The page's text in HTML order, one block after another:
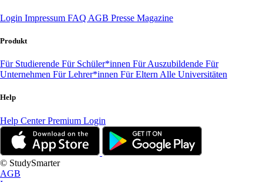
Login Impressum FAQ AGB Presse Magazine
Produkt
Für Studierende Für Schüler*innen Für Auszubildende Für
Unternehmen Für Lehrer*innen Für Eltern Alle Universitäten
Help
Help CenterPremium Login
© StudySmarter
AGB